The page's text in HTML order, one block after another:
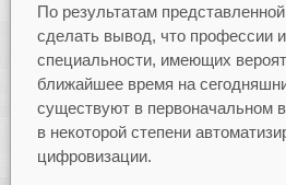
По результатам
сделать вывод, что профессии
специальности, имеющих
ближайшее время на
существуют в первоначальном
в некоторой степени
цифровизации.